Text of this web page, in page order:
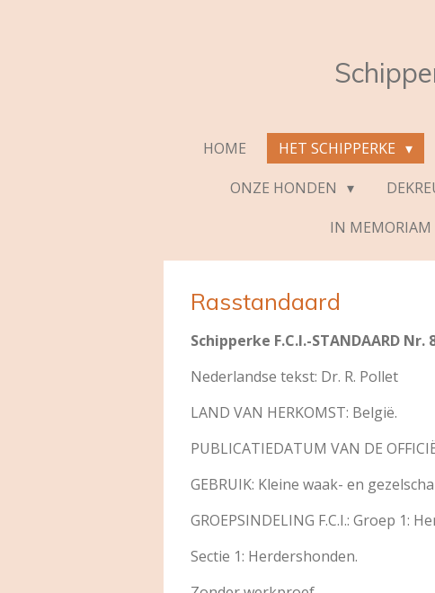
HOME HET SCHIPPERKE
ONZE HONDEN
IN MEMORIAM
Rasstandaard
Schipperke F.C.I.-STANDAARD
Nederlandse tekst: Dr. R. Pollet
LAND VAN HERKOMST: België.
PUBLICATIEDATUM VAN DE
GEBRUIK: Kleine waak- en
GROEPSINDELING F.C.I.: Groep
Sectie 1: Herdershonden.